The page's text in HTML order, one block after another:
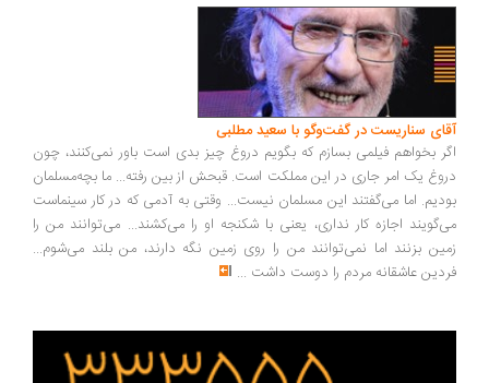
سناریست در گفت‌وگو با سعید مطلبی
بخواهم فیلمی بسازم که بگویم دروغ چیز بدی است باور نمی‌کنند، چون
یک امر جاری در این مملکت است. قبحش از بین رفته... ما بچه‌مسلمان
اما می‌گفتند این مسلمان نیست... وقتی به آدمی که در کار سینماست
اجازه کار نداری، یعنی با شکنجه او را می‌کشند... می‌توانند من را
بزنند اما نمی‌توانند من را روی زمین نگه دارند، من بلند می‌شوم...
عاشقانه مردم را دوست داشت ...